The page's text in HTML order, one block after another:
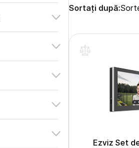
Sortați după:
Ezviz Set